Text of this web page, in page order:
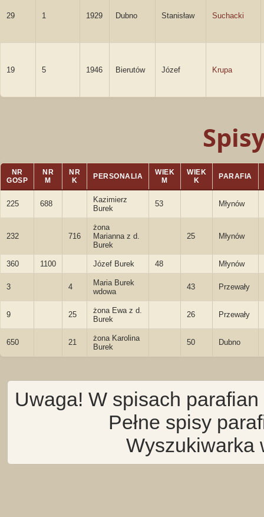
29 1 1929 Dubno Stanisław Suchacki
19 5 1946 Bierutów Józef Krupa
NR
GOSP
NR
M
NR
K
PERSONALIA
WIEK
M
WIEK
K
PARAFIA
225 688
Kazimierz
Burek
53 Młynów
232 716
żona
Marianna z d.
Burek
25 Młynów
360 1100 Józef Burek 48 Młynów
3 4
Maria Burek
wdowa
43 Przewały
9 25
żona Ewa z d.
Burek
26 Przewały
650 21
żona Karolina
Burek
50 Dubno
Uwaga! W spisach
Pełne spisy
Wyszukiwarka